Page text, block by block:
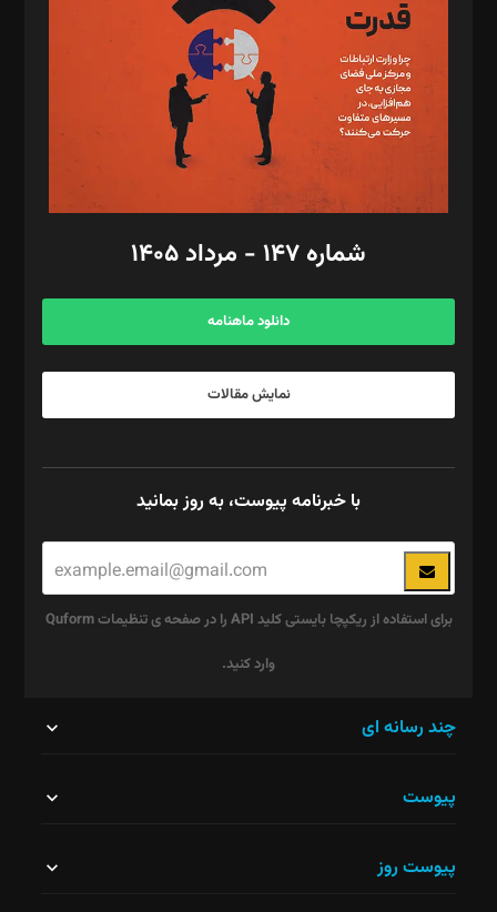
رستمی،مصطفی باستان
ویرایش: نگار استاد‌‌آقا
طراح یونیفرم: مجید توکلی
فیلمبرداری و عکاسی: امیر شفیعی، مانی لطفی زاده
گرافیک و صفحه‌آرایی: سید‌سبحان‌علی ثابت
مد‌یر توسعه تجاری: کامبیز برید‌
امور مالی: شاپور رهبری، محمد‌ کاظمی‌نیا
آگهی و مشترکین: ۰۹۱۹۹۹۹۰۴۵۴
شماره ۱۴۷ - مرداد ۱۴۰۵
دانلود ماهنامه
نمایش مقالات
با خبرنامه پیوست، به روز بمانید
برای استفاده از ریکپچا بایستی کلید API را در صفحه ی تنظیمات Quform
وارد کنید.
نباید
چند رسانه ای
پیوست
پیوست روز